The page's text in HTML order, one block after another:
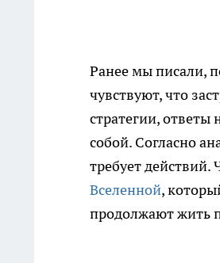
Ранее мы писали,
чувствуют, что
стратегии,
собой. Согласно
требует действий.
Вселенной,
продолжают жить